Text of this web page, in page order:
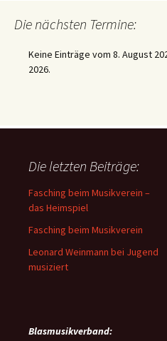
Die nächsten Termine:
Keine Einträge vom 8. August
2026.
Die letzten Beiträge:
Fasching beim Musikverein –
das Heimspiel
Fasching beim Musikverein
Leonard Weinmann bei Jugend
musiziert
Blasmusikverband: